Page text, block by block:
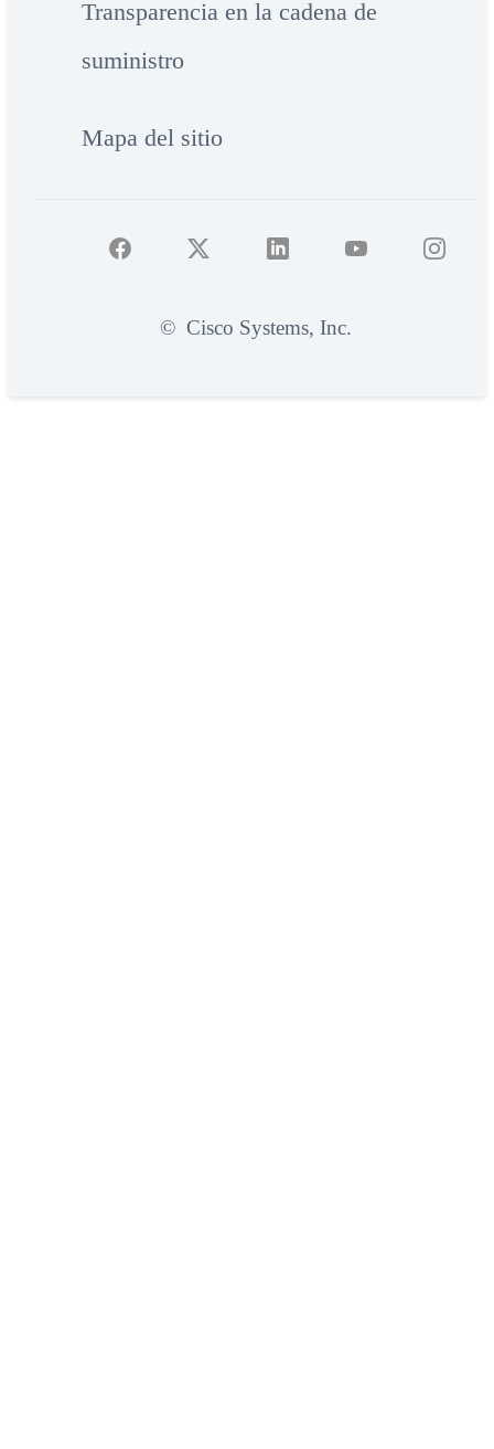
Transparencia en la cadena de
suministro
Mapa del sitio
© Cisco Systems, Inc.